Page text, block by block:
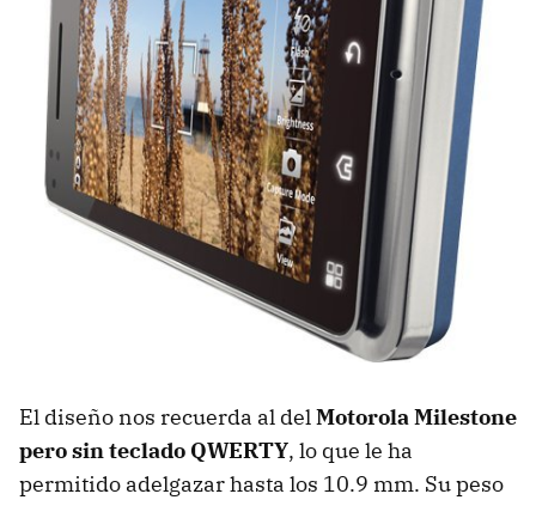
El diseño nos recuerda al delMotorola Milestone
pero sin teclado QWERTY, lo que le ha
permitido adelgazar hasta los 10.9 mm. Su peso